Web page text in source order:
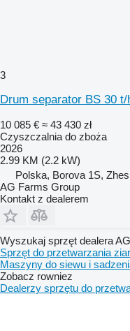
3
Drum separator BS 30
10 085 € ≈ 43 430 zł
Czyszczalnia do zboża
2026
2.99 KM (2.2 kW)
Polska, Borova 1S,
AG Farms Group
Kontakt z dealerem
Wyszukaj sprzęt dealera
Sprzęt do przetwarzania
Maszyny do siewu i
Zobacz rowniez
Dealerzy sprzętu do